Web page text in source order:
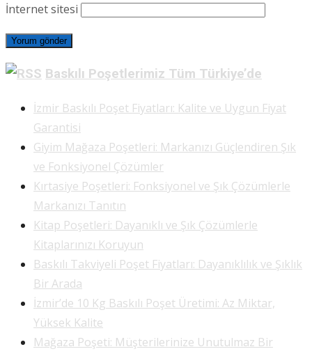
İnternet sitesi
Baskılı Poşetlerimiz Tüm Türkiye’de
İzmir Baskılı Poşet Fiyatları: Kalite ve Uygun Fiyat
Garantisi
Giyim Mağaza Poşetleri: Markanızı Güçlendiren Şık
ve Fonksiyonel Çözümler
Kırtasiye Poşetleri: Fonksiyonel ve Şık Çözümlerle
Markanızı Tanıtın
Kitap Poşetleri: Dayanıklı ve Şık Çözümlerle
Kitaplarınızı Koruyun
Baskılı Takviyeli Poşet Fiyatları: Dayanıklılık ve Şıklık
Bir Arada
İzmir’de 10 Kg Baskılı Poşet Üretimi: Az Miktar,
Yüksek Kalite
Mağaza Poşeti: Müşterilerinize Unutulmaz Bir